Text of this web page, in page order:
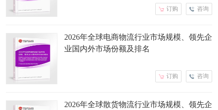
咨询
订购
2026年全球电商物流行业市场规模、领先企
业国内外市场份额及排名
咨询
订购
2026年全球散货物流行业市场规模、领先企